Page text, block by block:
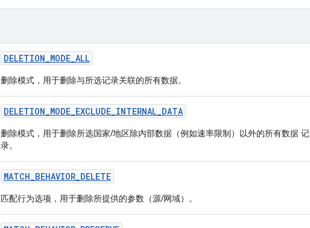
DELETION_MODE_ALL
删除模式，用于删除与所选记录关联的所有数据。
DELETION_MODE_EXCLUDE_INTERNAL_DATA
删除模式，用于删除所选国家/地区除内部数据（例如速率限制）以外的所有数据 记
录。
MATCH_BEHAVIOR_DELETE
匹配行为选项，用于删除所提供的参数（源/网域）。